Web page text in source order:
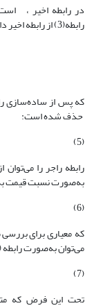
در رابطه اخیر ،
رابطه(3) از رابطه اخیر داریم:
که پس از ساده‌سازی
حذف شده است:
(5)
رابطه راجر را
به‌صورت نسبت قیمت
(6)
می‌توان به‌صورت رابطه (7) بیان کرد:
(7)
تحت این فرض که